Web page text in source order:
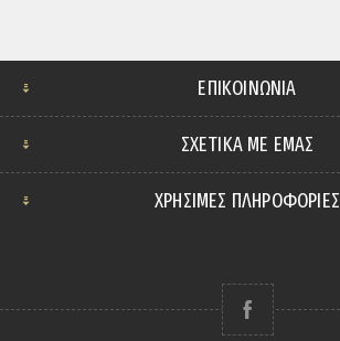
ΕΠΙΚΟΙΝΩΝΊΑ
ΣΧΕΤΙΚΆ ΜΕ ΕΜΆΣ
ΧΡΗΣΙΜΕΣ ΠΛΗΡΟΦΟΡΙΕΣ